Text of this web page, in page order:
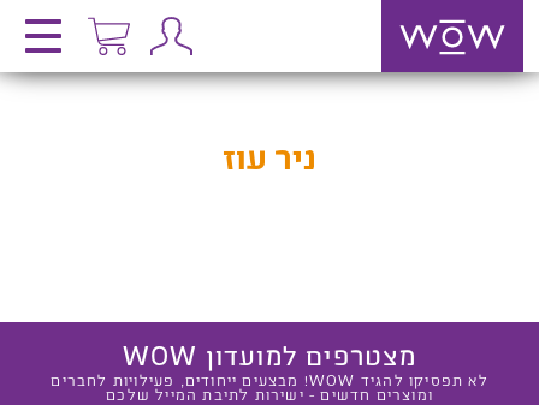
ניר עוז
מצטרפים למועדון WOW
לא תפסיקו להגיד WOW! מבצעים ייחודים, פעילויות לחברים
ומוצרים חדשים - ישירות לתיבת המייל שלכם